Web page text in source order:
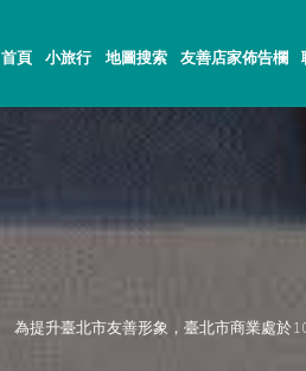
首頁 小旅行 地圖搜索 友善店家佈告欄
為提升臺北市友善形象，臺北市商業處於